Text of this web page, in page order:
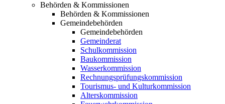
Behörden & Kommissionen
Behörden & Kommissionen
Gemeindebehörden
Gemeindebehörden
Gemeinderat
Schulkommission
Baukommission
Wasserkommission
Rechnungsprüfungskommission
Tourismus- und Kulturkommission
Alterskommission